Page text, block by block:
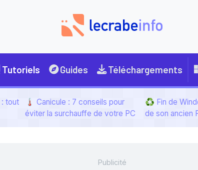
Tutoriels Guides Téléchargements
tout
🌡️ Canicule : 7 conseils pour
éviter la surchauffe de votre PC
♻️ Fin de
de son ancien